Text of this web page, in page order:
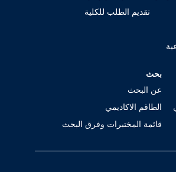
تقديم الطلب للكلية
بحث
عن البحث
الطاقم الاكاديمي
قائمة المختبرات وفرق البحث